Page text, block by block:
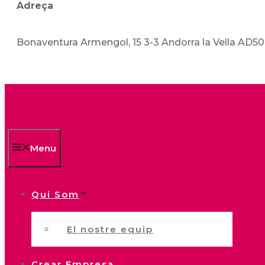
Adreça
Bonaventura Armengol, 15 3-3 Andorra la Vella
Menu
Qui Som
El nostre equip